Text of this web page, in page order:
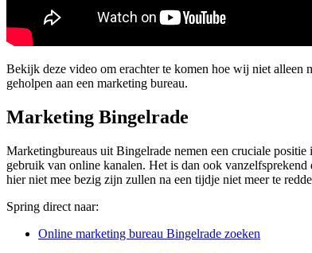
Bekijk deze video om erachter te komen hoe wij niet alleen
geholpen aan een marketing bureau.
Marketing Bingelrade
Marketingbureaus uit Bingelrade nemen een cruciale
gebruik van online kanalen. Het is dan ook
hier niet mee bezig zijn zullen na een tijdje niet meer te
Spring direct naar:
Online marketing bureau Bingelrade zoeken